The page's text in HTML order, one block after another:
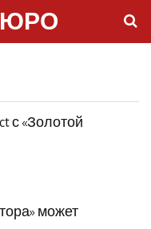
с «Золотой
может